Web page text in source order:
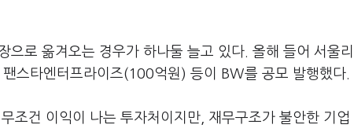
로 옮겨오는 경우가 하나둘 늘고 있다. 올해 들어 서울리
스타엔터프라이즈(100억원) 등이 BW를 공모 발행했다.
조건 이익이 나는 투자처이지만, 재무구조가 불안한 기업